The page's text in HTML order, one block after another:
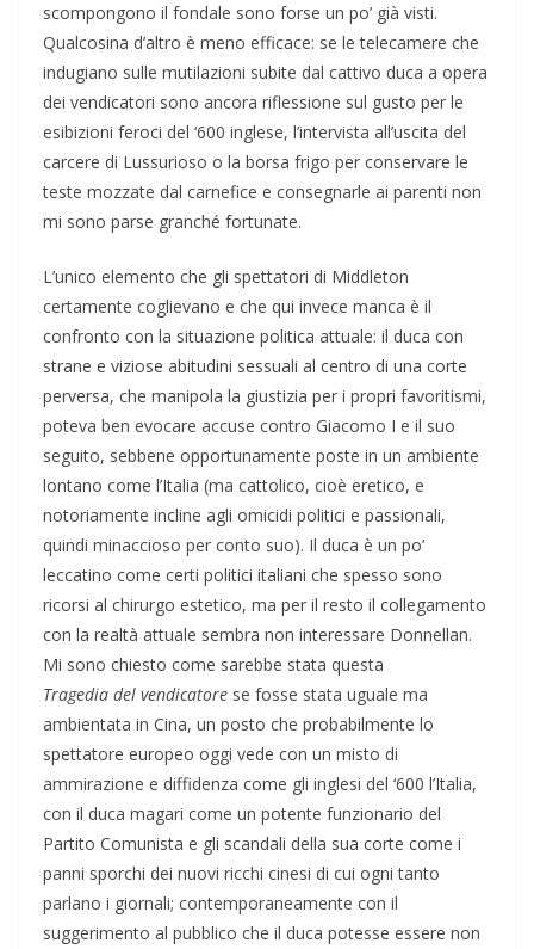
scompongono il fondale sono forse un po’ già visti.
Qualcosina d’altro è meno efficace: se le telecamere che
indugiano sulle mutilazioni subite dal cattivo duca a opera
dei vendicatori sono ancora riflessione sul gusto per le
esibizioni feroci del ‘600 inglese, l’intervista all’uscita del
carcere di Lussurioso o la borsa frigo per conservare le
teste mozzate dal carnefice e consegnarle ai parenti non
mi sono parse granché fortunate.
L’unico elemento che gli spettatori di Middleton
certamente coglievano e che qui invece manca è il
confronto con la situazione politica attuale: il duca con
strane e viziose abitudini sessuali al centro di una corte
perversa, che manipola la giustizia per i propri favoritismi,
poteva ben evocare accuse contro Giacomo I e il suo
seguito, sebbene opportunamente poste in un ambiente
lontano come l’Italia (ma cattolico, cioè eretico, e
notoriamente incline agli omicidi politici e passionali,
quindi minaccioso per conto suo). Il duca è un po’
leccatino come certi politici italiani che spesso sono
ricorsi al chirurgo estetico, ma per il resto il collegamento
con la realtà attuale sembra non interessare Donnellan.
Mi sono chiesto come sarebbe stata questa
Tragedia del vendicatore se fosse stata uguale ma
ambientata in Cina, un posto che probabilmente lo
spettatore europeo oggi vede con un misto di
ammirazione e diffidenza come gli inglesi del ‘600 l’Italia,
con il duca magari come un potente funzionario del
Partito Comunista e gli scandali della sua corte come i
panni sporchi dei nuovi ricchi cinesi di cui ogni tanto
parlano i giornali; contemporaneamente con il
suggerimento al pubblico che il duca potesse essere non